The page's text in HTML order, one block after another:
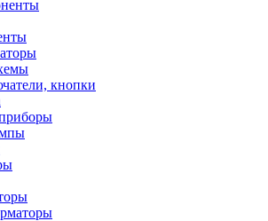
кнопки